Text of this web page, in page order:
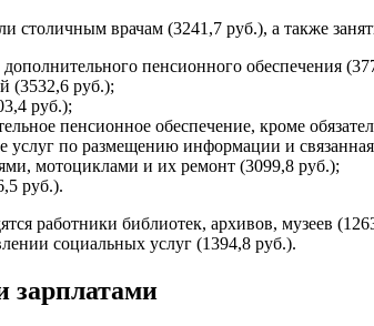
столичным врачам (3241,7 руб.), а также
пенсионного обеспечения
(3532,6 руб.);
руб.);
пенсионное обеспечение, кроме
услуг по размещению информации и
мотоциклами и их ремонт (3099,8 руб.);
руб.).
работники библиотек, архивов, музеев
социальных услуг (1394,8 руб.).
зарплатами